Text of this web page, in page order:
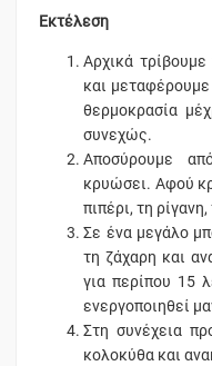
Εκτέλεση
Αρχικά
και
θερμοκρασία
συνεχώς.
Αποσύρουμε
κρυώσει. Αφού
πιπέρι, τη
Σε ένα μεγάλο
τη ζάχαρη και
για περίπου 15
ενεργοποιηθεί
Στη συνέχεια
κολοκύθα και